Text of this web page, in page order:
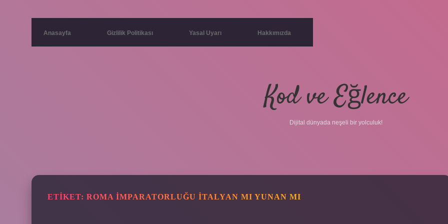
Anasayfa Gizlilik Politikası Yasal Uyarı Hakkımızda
Kod ve Eğlence
Dijital dünyada neşeli bir yolculuk!
ETIKET: ROMA İMPARATORLUĞU İTALYAN MI YUNAN MI